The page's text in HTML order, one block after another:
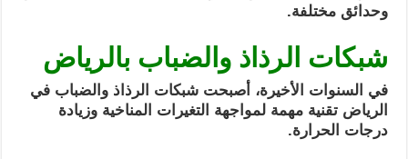
وحدائق مختلفة.
شبكات الرذاذ والضباب بالرياض
في السنوات الأخيرة، أصبحت شبكات الرذاذ والضباب في
الرياض تقنية مهمة لمواجهة التغيرات المناخية وزيادة
درجات الحرارة.